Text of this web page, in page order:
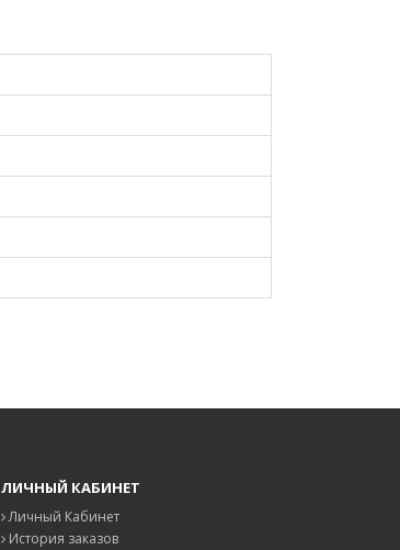
ЛИЧНЫЙ КАБИНЕТ
Личный Кабинет
История заказов